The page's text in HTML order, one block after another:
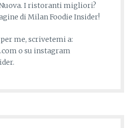
I ristoranti migliori?
di Milan Foodie Insider!
me, scrivetemi a:
o su instagram